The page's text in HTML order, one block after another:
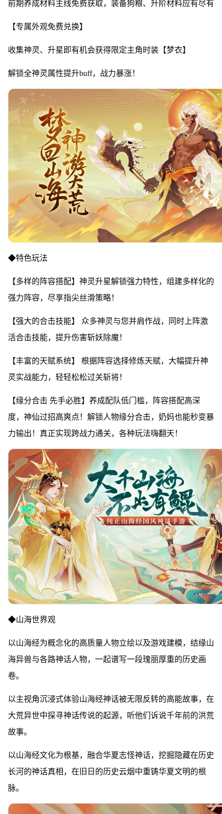
前期养成材料主线免费获取，装备狗粮、升阶材料应有尽有
【专属外观免费兑换】
收集神灵、升星即有机会获得限定主角时装【梦衣】
解锁全神灵属性提升buff，战力暴涨！
◆特色玩法
【多样的阵容搭配】神灵升星解锁强力特性，组建多样化的
强力阵容，尽享指尖丝滑策略！
【强大的合击技能】 众多神灵与您并肩作战，同时上阵激
活合击技能，提升伤害斩妖除魔！
【丰富的天赋系统】 根据阵容选择修炼天赋，大幅提升神
灵实战能力，轻轻松松过关斩将！
【缘分合击 先手必胜】养成配队低门槛，阵容搭配高深
度，神仙过招高爽点！解锁人物缘分合击，奶妈也能秒变暴
力输出！真正实现跨战力通关，各种玩法嗨翻天！
◆山海世界观
以山海经为概念化的高质量人物立绘以及游戏建模，结缘山
海异兽与各路神话人物，一起谱写一段瑰丽厚重的历史画
卷。
以主视角沉浸式体验山海经神话被无限反转的高能故事，在
大荒异世中探寻神话传说的起源，听他们诉说千年前的洪荒
故事。
以山海经文化为根基，融合华夏志怪神话，挖掘隐藏在历史
长河的神话真相，在旧日的历史云烟中重铸华夏文明的根
脉。